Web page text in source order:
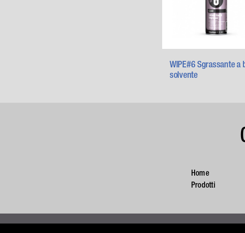
WIPE#6 Sgrassante a
solvente
Home
Prodotti